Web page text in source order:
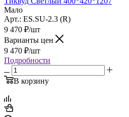
Мало
Арт.: ES.SU-2.3 (R)
9 470 ₽/шт
Варианты цен
9 470 ₽/шт
Подробности
В корзину